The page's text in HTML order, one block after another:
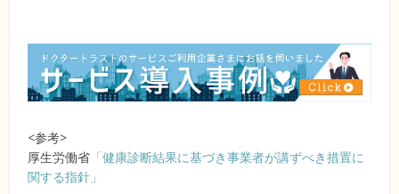
<参考>
厚生労働省 「健康診断結果に基づき事業者が講ずべき措置に
関する指針」